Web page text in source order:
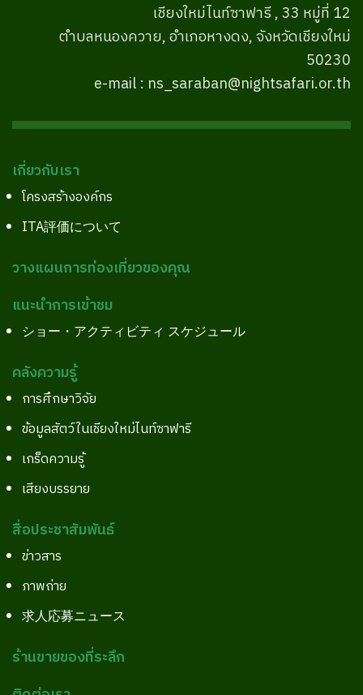
เชียงใหม่ไนท์ซาฟารี , 33 หมู่ที่ 12
ตำบลหนองควาย, อำเภอหางดง, จังหวัดเชียงใหม่
50230
e-mail : ns_saraban@nightsafari.or.th
เกี่ยวกับเรา
โครงสร้างองค์กร
ITA評価について
วางแผนการท่องเที่ยวของคุณ
แนะนำการเข้าชม
ショー・アクティビティ スケジュール
คลังความรู้
การศึกษาวิจัย
ข้อมูลสัตว์ในเชียงใหม่ไนท์ซาฟารี
เกร็ดความรู้
เสียงบรรยาย
สื่อประชาสัมพันธ์
ข่าวสาร
ภาพถ่าย
求人応募ニュース
ร้านขายของที่ระลึก